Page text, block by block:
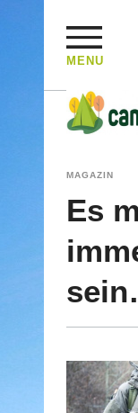
MENU
HOME/
MAGAZIN
Es